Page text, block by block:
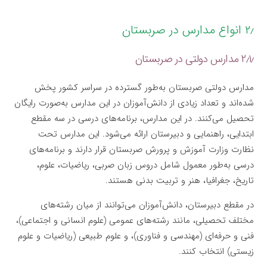
۲٫ انواع مدارس در صربستان
۲٫۱٫ مدارس دولتی در صربستان
مدارس دولتی صربستان به‌طور گسترده در سراسر کشور پخش
شده‌اند و تعداد زیادی از دانش‌آموزان در این مدارس به‌صورت رایگان
تحصیل می‌کنند. در این مدارس، برنامه‌های درسی در سه مقطع
ابتدایی، راهنمایی و دبیرستان ارائه می‌شود. این مدارس تحت
نظارت وزارت آموزش و پرورش صربستان قرار دارند و برنامه‌های
درسی به‌طور معمول شامل دروس زبان صربی، ریاضیات، علوم،
تاریخ، جغرافیا، هنر و تربیت بدنی هستند.
در مقطع دبیرستان، دانش‌آموزان می‌توانند از میان رشته‌های
مختلف تحصیلی، مانند رشته‌های عمومی (علوم انسانی و اجتماعی)،
فنی و حرفه‌ای (مهندسی و فناوری)، و علوم طبیعی (ریاضیات و علوم
زیستی) انتخاب کنند.